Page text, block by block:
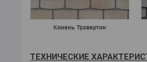
ТЕХНИЧЕСКИЕ